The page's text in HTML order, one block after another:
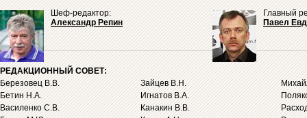
Шеф-редактор:
Александр Репин
Главный
Павел
РЕДАКЦИОННЫЙ СОВЕТ:
Березовец В.В.
Бетин Н.А.
Василенко С.В.
Зайцев В.Н.
Игнатов В.А.
Канакин В.В.